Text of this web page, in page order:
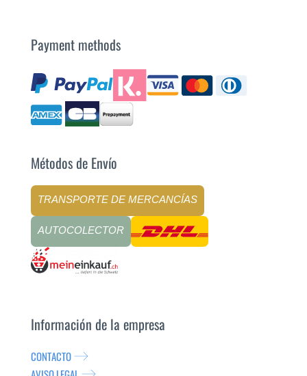
Payment methods
Métodos de Envío
TRANSPORTE DE MERCANCÍAS
AUTOCOLECTOR
Información de la empresa
CONTACTO